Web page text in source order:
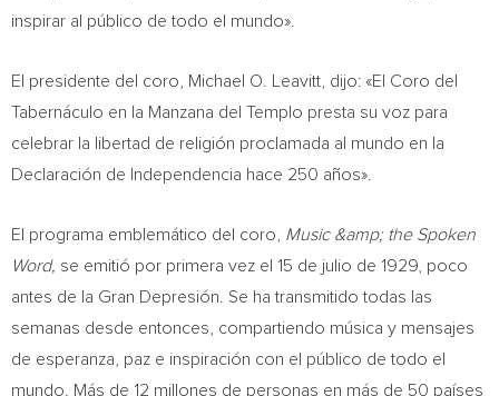
inspirar al público de todo el mundo».
El presidente del coro, Michael O. Leavitt, dijo: «El Coro del
Tabernáculo en la Manzana del Templo presta su voz para
celebrar la libertad de religión proclamada al mundo en la
Declaración de Independencia hace 250 años».
El programa emblemático del coro, Music &amp; the Spoken
Word, se emitió por primera vez el 15 de julio de 1929, poco
antes de la Gran Depresión. Se ha transmitido todas las
semanas desde entonces, compartiendo música y mensajes
de esperanza, paz e inspiración con el público de todo el
mundo. Más de 12 millones de personas en más de 50 países